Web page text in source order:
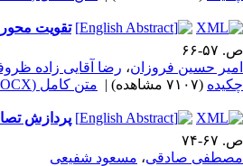
تقویت
ص. ۵۷-۶۶
امیر حسین فروزان، رضا آقایی زاده
چکیده (۷۱۰۷ مشاهده) | متن کامل (DOCX)
پردازش
ص. ۶۷-۷۴
مصطفی صادقی، مسعود شفیعی